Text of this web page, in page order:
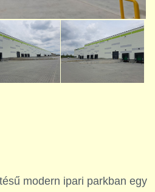
modern ipari parkban egy